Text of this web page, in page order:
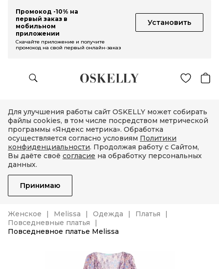
Промокод -10% на
первый заказ в
мобильном
приложении
Установить
Скачайте приложение и получите
промокод на свой первый онлайн-заказ
Для улучшения работы сайт OSKELLY может собирать
файлы cookies, в том числе посредством метрической
программы «Яндекс метрика». Обработка
осуществляется согласно условиям Политики
конфиденциальности. Продолжая работу с Сайтом,
Вы даёте своё согласие на обработку персональных
данных.
Принимаю
Женское Melissa Одежда
Платья
Повседневные платья
Повседневное платье Melissa